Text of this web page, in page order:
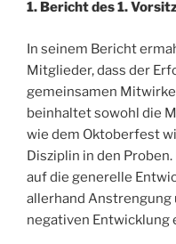
1. Bericht des 1.
In seinem Bericht
Mitglieder, dass der
gemeinsamen
beinhaltet sowohl die
wie dem Oktoberfest
Disziplin in den
auf die generelle
allerhand
negativen Entwicklung